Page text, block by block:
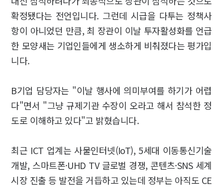
확정됐다는 전언입니다. 그런데 시급을 다투는 정책사
항이 아니었던 만큼, 최 장관이 이날 투자활성화를 언급
한 모양새는 기업인들에게 생소하게 비춰졌다는 평가입
니다.
B기업 담당자는 "이날 행사에 의미부여를 하기가 어렵
다"면서 "그냥 규제기관 수장이 오라고 해서 참석한 정
도로 이해하고 있다"고 밝혔습니다.
최근 ICT 업계는 사물인터넷(IoT), 5세대 이동통신기술
개발, 스마트폰·UHD TV 글로벌 경쟁, 콘텐츠·SNS 세계
시장 진출 등 발전을 거듭하고 있는데 정부는 아직도 CE